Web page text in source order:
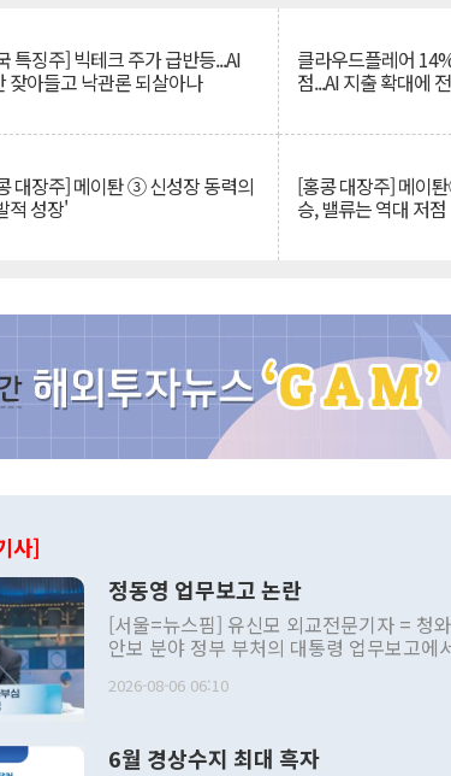
특징주] 빅테크 주가 급반등...AI
잦아들고 낙관론 되살아나
클라우드플레어
점...AI 지출 확대에
대장주] 메이퇀 ③ 신성장 동력의
적 성장'
[홍콩 대장주] 메이
승, 밸류는 역대 저점
사]
정동영 업무보고 논란
[서울=뉴스핌] 유신모 외교전문기자 = 청
안보 분야 정부 부처의 대통령 업무보고에
발언 중에는 정부 내 조율을 거치지 않은
주의적 희망에 근거한 비현실적 구상'이라
2026-08-06 06:10
6월 경상수지 최대 흑자